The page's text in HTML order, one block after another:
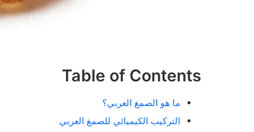
Table of Contents
ما هو الصمغ العربي؟
التركيب الكيميائي للصمغ العربي